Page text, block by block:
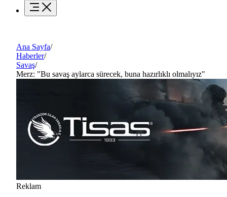
Ana Sayfa/
Haberler/
Savaş/
Merz: "Bu savaş aylarca sürecek, buna hazırlıklı olmalıyız"
Reklam